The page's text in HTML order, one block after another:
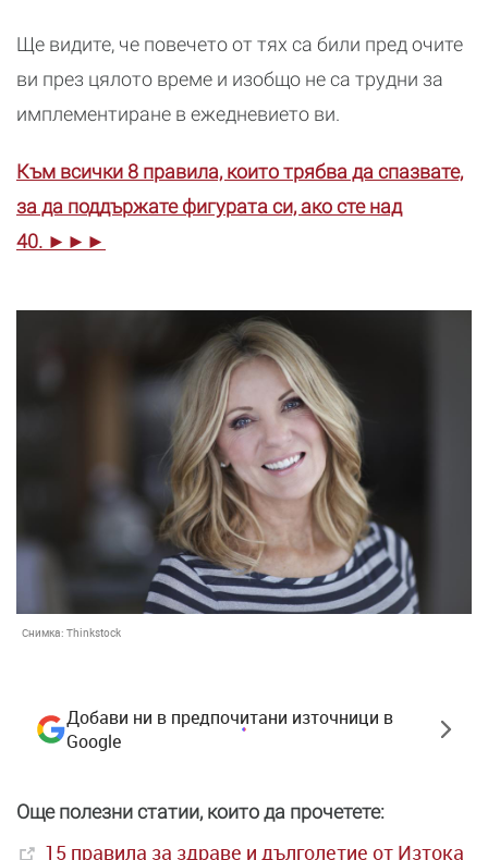
Ще видите, че повечето от тях са били пред очите
ви през цялото време и изобщо не са трудни за
имплементиране в ежедневието ви.
Към всички 8 правила, които трябва да спазвате,
за да поддържате фигурата си, ако сте над
40. ►►►
Снимка: Thinkstock
Добави ни в предпочитани източници в
Google
Още полезни статии, които да прочетете:
15 правила за здраве и дълголетие от Изтока